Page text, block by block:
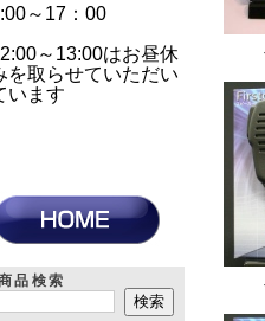
～17：00
～13:00はお昼休
を取らせていただい
います
品検索